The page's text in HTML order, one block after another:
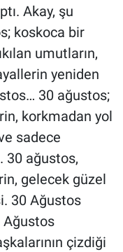
Akay, şu
koskoca bir
umutların,
yeniden
30 ağustos;
korkmadan yol
sadece
30 ağustos,
gelecek güzel
30 Ağustos
Ağustos
çizdiği